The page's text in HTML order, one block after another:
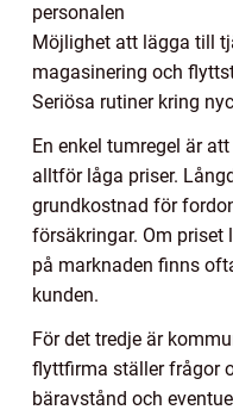
personalen
Möjlighet att lägga till
magasinering och
Seriösa rutiner kring
En enkel tumregel är
alltför låga priser.
grundkostnad för
försäkringar. Om priset
på marknaden finns
kunden.
För det tredje är
flyttfirma ställer frågor
bäravstånd och